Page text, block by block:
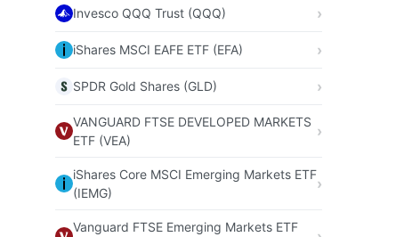
Invesco QQQ Trust (QQQ)
iShares MSCI EAFE ETF (EFA)
SPDR Gold Shares (GLD)
VANGUARD FTSE DEVELOPED MARKETS
ETF (VEA)
iShares Core MSCI Emerging Markets ETF
(IEMG)
Vanguard FTSE Emerging Markets ETF